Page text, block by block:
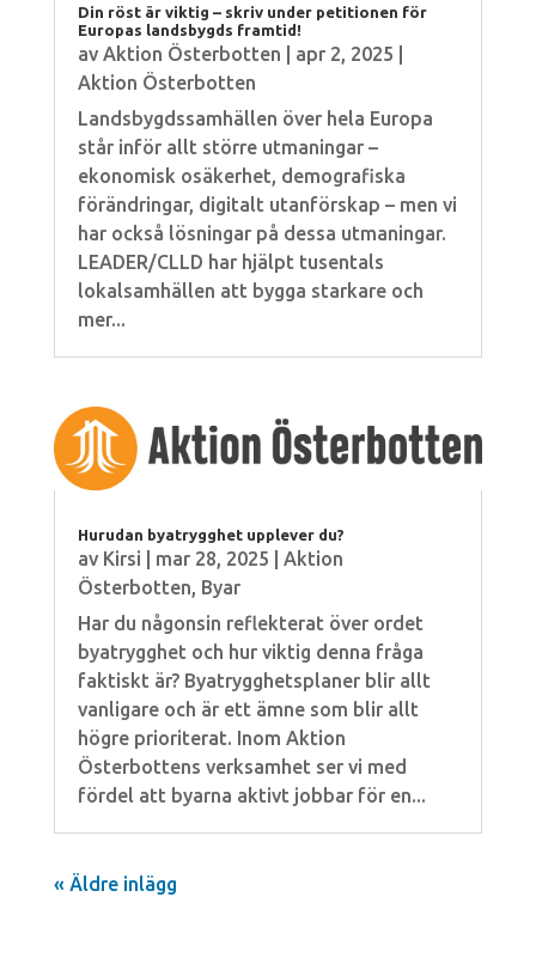
Din röst är viktig – skriv under petitionen för
Europas landsbygds framtid!
av Aktion Österbotten apr 2, 2025
Aktion Österbotten
Landsbygdssamhällen över hela Europa
står inför allt större utmaningar –
ekonomisk osäkerhet, demografiska
förändringar, digitalt utanförskap – men vi
har också lösningar på dessa utmaningar.
LEADER/CLLD har hjälpt tusentals
lokalsamhällen att bygga starkare och
mer...
Hurudan byatrygghet upplever du?
av Kirsi mar 28, 2025
Aktion
Österbotten, Byar
Har du någonsin reflekterat över ordet
byatrygghet och hur viktig denna fråga
faktiskt är? Byatrygghetsplaner blir allt
vanligare och är ett ämne som blir allt
högre prioriterat. Inom Aktion
Österbottens verksamhet ser vi med
fördel att byarna aktivt jobbar för en...
« Äldre inlägg